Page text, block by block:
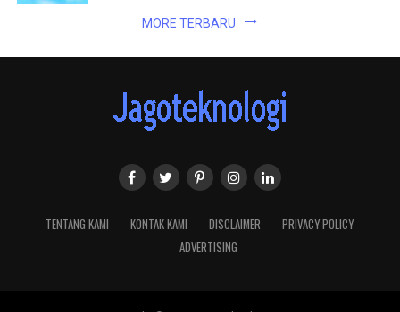
MORE TERBARU
TENTANG KAMI KONTAK KAMI DISCLAIMER
PRIVACY POLICY
ADVERTISING